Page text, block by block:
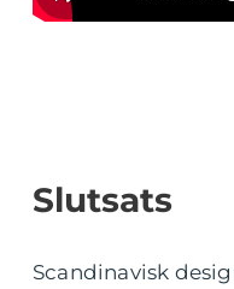
Slutsats
Scandinavisk